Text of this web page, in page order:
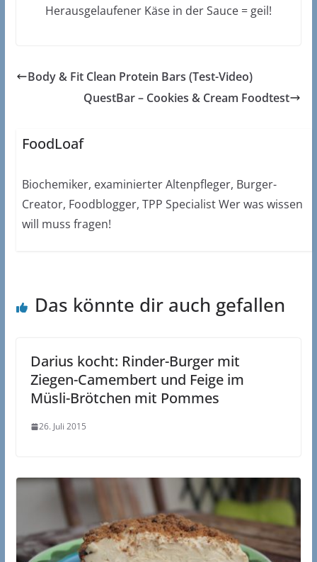
Herausgelaufener Käse in der Sauce = geil!
Body & Fit Clean Protein Bars (Test-Video)
QuestBar – Cookies & Cream Foodtest
FoodLoaf
Biochemiker, examinierter Altenpfleger, Burger-
Creator, Foodblogger, TPP Specialist Wer was wissen
will muss fragen!
Das könnte dir auch gefallen
Darius kocht: Rinder-Burger mit
Ziegen-Camembert und Feige im
Müsli-Brötchen mit Pommes
26. Juli 2015